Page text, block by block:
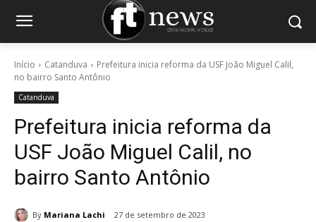
Início Catanduva
Prefeitura inicia reforma da USF João Miguel Calil,
no bairro Santo Antônio
Catanduva
Prefeitura inicia reforma da
USF João Miguel Calil, no
bairro Santo Antônio
By Mariana Lachi 27 de setembro de 2023